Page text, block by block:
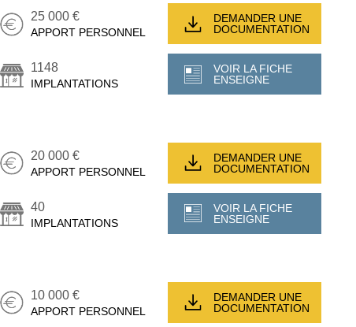
25 000 €
APPORT PERSONNEL
1148
IMPLANTATIONS
DEMANDER UNE
DOCUMENTATION
VOIR LA FICHE
ENSEIGNE
20 000 €
APPORT PERSONNEL
40
IMPLANTATIONS
DEMANDER UNE
DOCUMENTATION
VOIR LA FICHE
ENSEIGNE
10 000 €
APPORT PERSONNEL
DEMANDER UNE
DOCUMENTATION